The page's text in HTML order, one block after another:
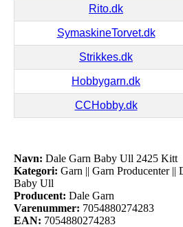
Rito.dk
SymaskineTorvet.dk
Strikkes.dk
Hobbygarn.dk
CCHobby.dk
Navn: Dale Garn Baby Ull 2425 Kitt
Kategori: Garn || Garn Producenter ||
Baby Ull
Producent: Dale Garn
Varenummer: 7054880274283
EAN: 7054880274283